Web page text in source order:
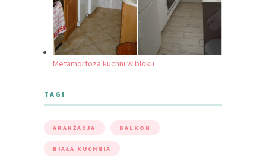
Metamorfoza kuchni w bloku
TAGI
ARANŻACJA BALKON
BIAŁA KUCHNIA